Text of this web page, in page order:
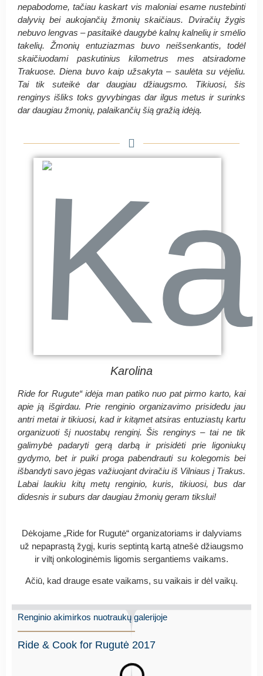
nepabodome, tačiau kaskart vis maloniai esame nustebinti
dalyvių bei aukojančių žmonių skaičiaus. Dviračių žygis
nebuvo lengvas – pasitaikė daugybė kalnų kalnelių ir smėlio
takelių. Žmonių entuziazmas buvo neišsenkantis, todėl
skaičiuodami paskutinius kilometrus mes atsiradome
Trakuose. Diena buvo kaip užsakyta – saulėta su vėjeliu.
Tai tik suteikė dar daugiau džiaugsmo. Tikiuosi, šis
renginys išliks toks gyvybingas dar ilgus metus ir surinks
dar daugiau žmonių, palaikančių šią gražią idėją.
Karolina
Ride for Rugute“ idėja man patiko nuo pat pirmo karto, kai
apie ją išgirdau. Prie renginio organizavimo prisidedu jau
antri metai ir tikiuosi, kad ir kitąmet atsiras entuziastų kartu
organizuoti šį nuostabų renginį. Šis renginys – tai ne tik
galimybė padaryti gerą darbą ir prisidėti prie ligoniukų
gydymo, bet ir puiki proga pabendrauti su kolegomis bei
išbandyti savo jėgas važiuojant dviračiu iš Vilniaus į Trakus.
Labai laukiu kitų metų renginio, kuris, tikiuosi, bus dar
didesnis ir suburs dar daugiau žmonių geram tikslui!
Dėkojame „Ride for Rugutė“ organizatoriams ir dalyviams
už nepaprastą žygį, kuris septintą kartą atnešė džiaugsmo
ir viltį onkologinėmis ligomis sergantiems vaikams.
Ačiū, kad drauge esate vaikams, su vaikais ir dėl vaikų.
Renginio akimirkos nuotraukų galerijoje
Ride & Cook for Rugutė 2017